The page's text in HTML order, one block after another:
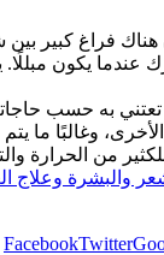
فراغ كبير بين
يكون
به حسب
وغالبًا ما
من الحرارة
والبشرة وعلاج
FacebookTwitter